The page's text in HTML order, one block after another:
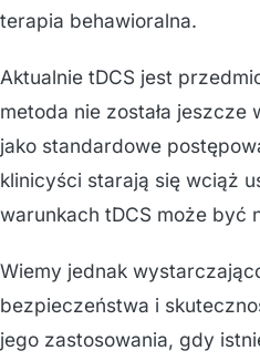
terapia behawioralna.
Aktualnie tDCS jest
metoda nie została jeszcze
jako standardowe
klinicyści starają się wciąż
warunkach tDCS może być
Wiemy jednak
bezpieczeństwa i
jego zastosowania, gdy